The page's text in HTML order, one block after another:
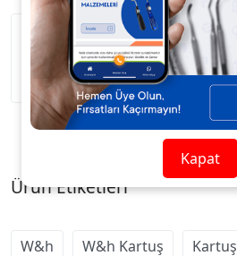
W&H RC-95 RM Kartuş
Ürün Etiketleri
W&h W&h Kartuş Kartuş
Kapat